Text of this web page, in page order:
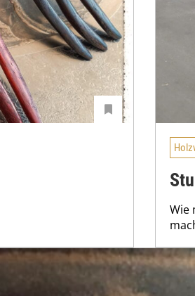
Wie